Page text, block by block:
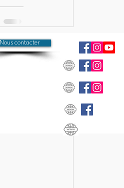
Voir tout
Nous contacter